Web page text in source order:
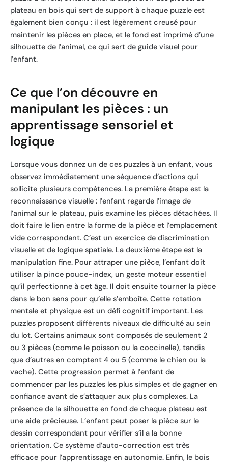
plateau en bois qui sert de support à chaque puzzle est
également bien conçu : il est légèrement creusé pour
maintenir les pièces en place, et le fond est imprimé d’une
silhouette de l’animal, ce qui sert de guide visuel pour
l’enfant.
Ce que l’on découvre en
manipulant les pièces : un
apprentissage sensoriel et
logique
Lorsque vous donnez un de ces puzzles à un enfant, vous
observez immédiatement une séquence d’actions qui
sollicite plusieurs compétences. La première étape est la
reconnaissance visuelle : l’enfant regarde l’image de
l’animal sur le plateau, puis examine les pièces détachées. Il
doit faire le lien entre la forme de la pièce et l’emplacement
vide correspondant. C’est un exercice de discrimination
visuelle et de logique spatiale. La deuxième étape est la
manipulation fine. Pour attraper une pièce, l’enfant doit
utiliser la pince pouce-index, un geste moteur essentiel
qu’il perfectionne à cet âge. Il doit ensuite tourner la pièce
dans le bon sens pour qu’elle s’emboîte. Cette rotation
mentale et physique est un défi cognitif important. Les
puzzles proposent différents niveaux de difficulté au sein
du lot. Certains animaux sont composés de seulement 2
ou 3 pièces (comme le poisson ou la coccinelle), tandis
que d’autres en comptent 4 ou 5 (comme le chien ou la
vache). Cette progression permet à l’enfant de
commencer par les puzzles les plus simples et de gagner en
confiance avant de s’attaquer aux plus complexes. La
présence de la silhouette en fond de chaque plateau est
une aide précieuse. L’enfant peut poser la pièce sur le
dessin correspondant pour vérifier s’il a la bonne
orientation. Ce système d’auto-correction est très
efficace pour l’apprentissage en autonomie. Enfin, le bois